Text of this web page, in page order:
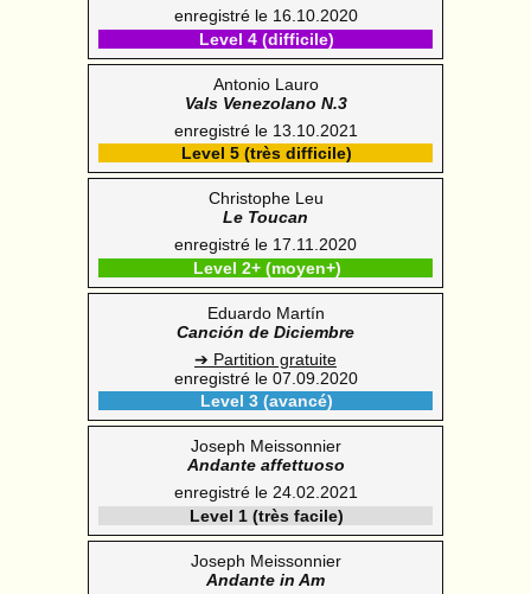
enregistré le 16.10.2020
Level 4 (difficile)
Antonio Lauro
Vals Venezolano N.3
enregistré le 13.10.2021
Level 5 (très difficile)
Christophe Leu
Le Toucan
enregistré le 17.11.2020
Level 2+ (moyen+)
Eduardo Martín
Canción de Diciembre
➔ Partition gratuite
enregistré le 07.09.2020
Level 3 (avancé)
Joseph Meissonnier
Andante affettuoso
enregistré le 24.02.2021
Level 1 (très facile)
Joseph Meissonnier
Andante in Am